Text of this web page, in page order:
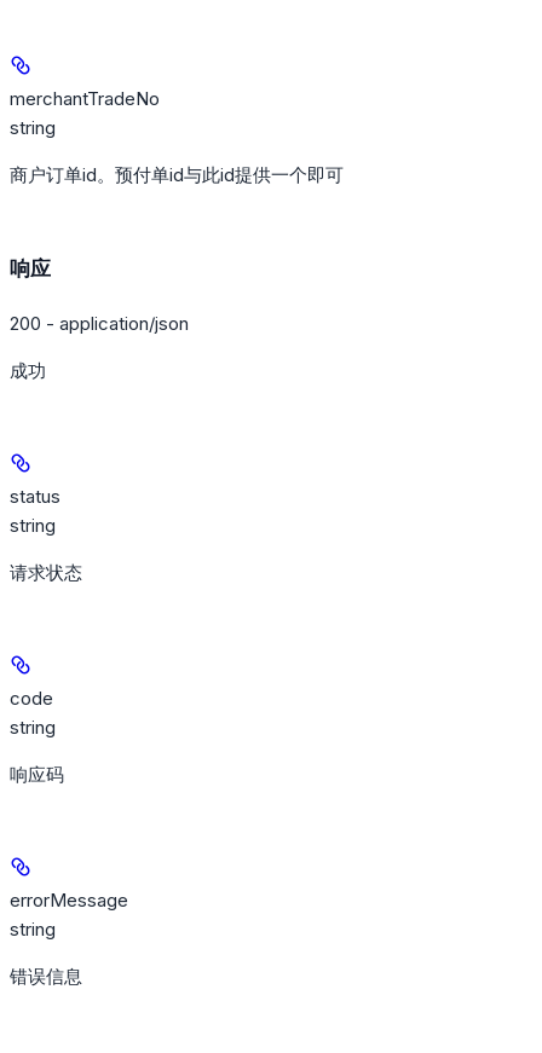
merchantTradeNo
string
商户订单id。预付单id与此id提供一个即可
响应
200 - application/json
成功
status
string
请求状态
code
string
响应码
errorMessage
string
错误信息